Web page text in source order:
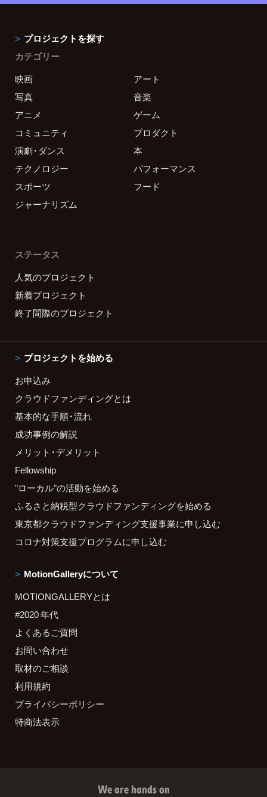
プロジェクトを探す
カテゴリー
映画
アート
写真
音楽
アニメ
ゲーム
コミュニティ
プロダクト
演劇・ダンス
本
テクノロジー
パフォーマンス
スポーツ
フード
ジャーナリズム
ステータス
人気のプロジェクト
新着プロジェクト
終了間際のプロジェクト
プロジェクトを始める
お申込み
クラウドファンディングとは
基本的な手順・流れ
成功事例の解説
メリット・デメリット
Fellowship
"ローカル"の活動を始める
ふるさと納税型クラウドファンディングを始める
東京都クラウドファンディング支援事業に申し込む
コロナ対策支援プログラムに申し込む
MotionGalleryについて
MOTIONGALLERYとは
#2020 年代
よくあるご質問
お問い合わせ
取材のご相談
利用規約
プライバシーポリシー
特商法表示
We are hands on